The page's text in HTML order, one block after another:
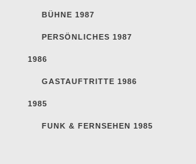
BÜHNE 1987
PERSÖNLICHES 1987
1986
GASTAUFTRITTE 1986
1985
FUNK & FERNSEHEN 1985